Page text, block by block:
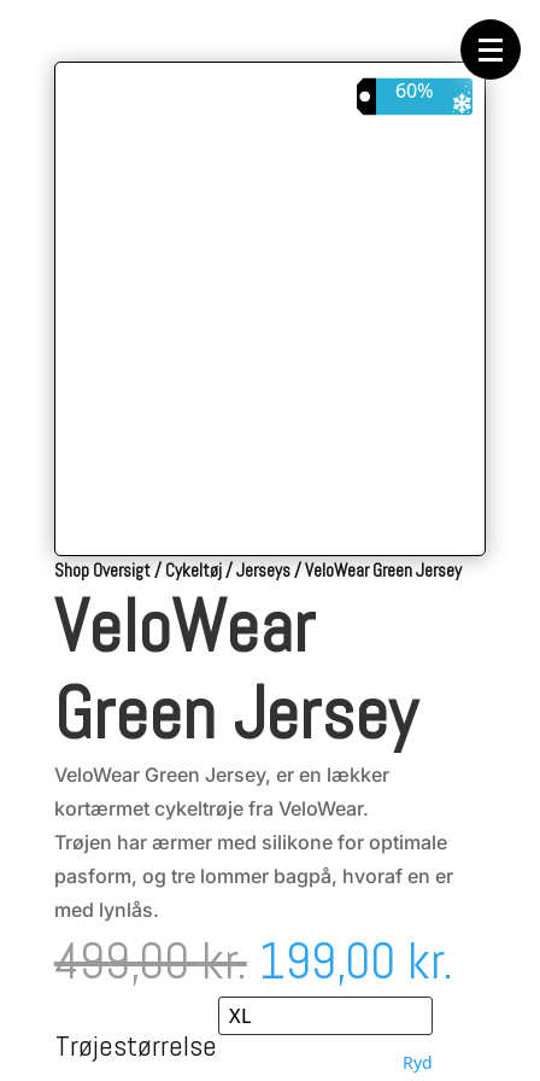
60%
Shop Oversigt/Cykeltøj/Jerseys/VeloWear Green Jersey
VeloWear
Green Jersey
VeloWear Green Jersey, er en lækker
kortærmet cykeltrøje fra VeloWear.
Trøjen har ærmer med silikone for optimale
pasform, og tre lommer bagpå, hvoraf en er
med lynlås.
499,00kr. Den
oprindelige
199,00 kr.
Trøjestørrelse Ryd